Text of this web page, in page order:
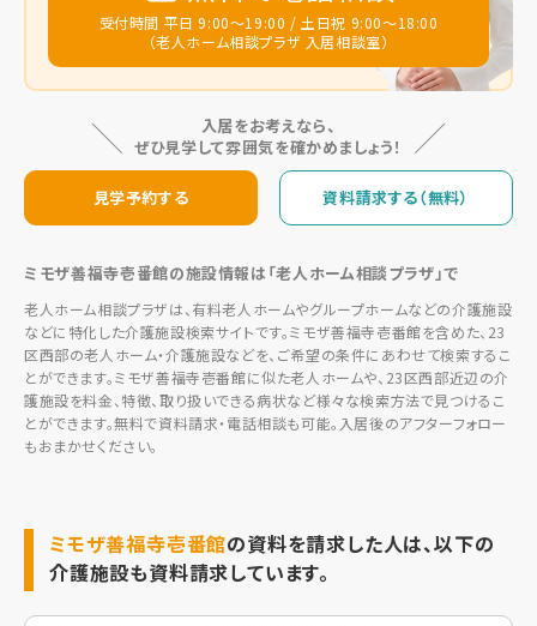
受付時間 平日 9:00～19:00 / 土日祝 9:00～18:00
（老人ホーム相談プラザ 入居相談室）
入居をお考えなら、
ぜひ見学して雰囲気を確かめましょう！
見学予約する 資料請求する（無料）
ミモザ善福寺壱番館の施設情報は「老人ホーム相談プラザ」で
老人ホーム相談プラザは、有料老人ホームやグループホームなどの介護施設
などに特化した介護施設検索サイトです。ミモザ善福寺壱番館を含めた、23
区西部の老人ホーム・介護施設などを、ご希望の条件にあわせて検索するこ
とができます。ミモザ善福寺壱番館に似た老人ホームや、23区西部近辺の介
護施設を料金、特徴、取り扱いできる病状など様々な検索方法で見つけるこ
とができます。無料で資料請求・電話相談も可能。入居後のアフターフォロー
もおまかせください。
ミモザ善福寺壱番館の資料を請求した人は、以下の
介護施設も資料請求しています。